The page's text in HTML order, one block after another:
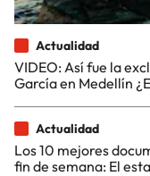
Actualidad
VIDEO: Así fue la
García en Medellín
Actualidad
Los 10 mejores
fin de semana: El